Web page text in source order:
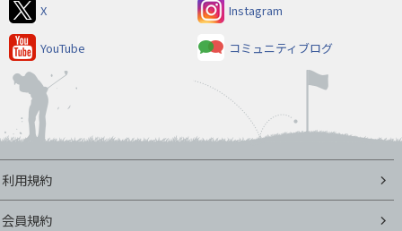
X Instagram
YouTube コミュニティブログ
利用規約
会員規約